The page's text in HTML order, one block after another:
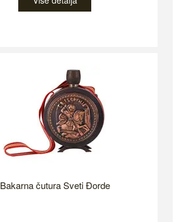
Bakarna čutura Sveti Đorde